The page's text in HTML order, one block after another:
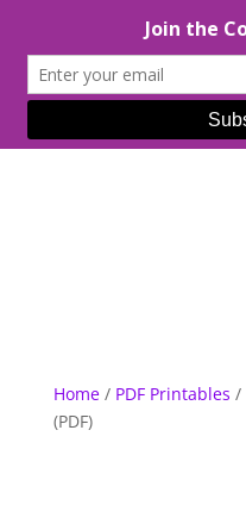
Select Page
Home/ PDF Printables /
(PDF)